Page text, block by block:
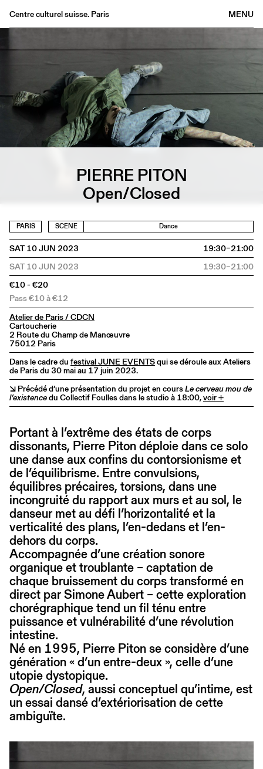
MENU
Centre culturel suisse. Paris
Archives
Medias
Publications
About
PIERRE PITON
Open/Closed
PARIS SCENE Dance
SAT 10 JUN 2023
19:30–21:00
SAT 10 JUN 2023
19:30–21:00
€10 - €20
Pass €10 à €12
Atelier de Paris / CDCN
Cartoucherie
2 Route du Champ de Manœuvre
75012 Paris
Dans le cadre du festival JUNE EVENTSqui se déroule aux Ateliers
de Paris du 30 mai au 17 juin 2023.
↘ Précédé d’une présentation du projet en coursLe cerveau mou de
l’existencedu Collectif Foulles dans le studio à 18:00,voir +
Portant à l’extrême des états de corps
dissonants, Pierre Piton déploie dans ce solo
une danse aux confins du contorsionisme et
de l’équilibrisme. Entre convulsions,
équilibres précaires, torsions, dans une
incongruité du rapport aux murs et au sol, le
danseur met au défi l’horizontalité et la
verticalité des plans, l’en-dedans et l’en-
dehors du corps.
Accompagnée d’une création sonore
organique et troublante – captation de
chaque bruissement du corps transformé en
direct par Simone Aubert – cette exploration
chorégraphique tend un fil ténu entre
puissance et vulnérabilité d’une révolution
intestine.
Né en 1995, Pierre Piton se considère d’une
génération « d’un entre-deux », celle d’une
utopie dystopique.
Open/Closed, aussi conceptuel qu’intime, est
un essai dansé d’extériorisation de cette
ambiguïte.